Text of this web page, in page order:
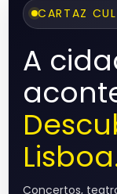
CARTAZ
A
Concertos,